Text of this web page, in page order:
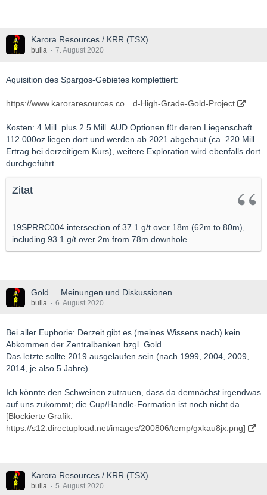
Karora Resources / KRR (TSX)
bulla 7. August 2020
Aquisition des Spargos-Gebietes komplettiert:
https://www.karoraresources.co…d-High-Grade-Gold-Project
Kosten: 4 Mill. plus 2.5 Mill. AUD Optionen für deren Liegenschaft.
112.000oz liegen dort und werden ab 2021 abgebaut (ca. 220 Mill.
Ertrag bei derzeitigem Kurs), weitere Exploration wird ebenfalls dort
durchgeführt.
Zitat
19SPRRC004 intersection of 37.1 g/t over 18m (62m to 80m),
including 93.1 g/t over 2m from 78m downhole
Gold ... Meinungen und Diskussionen
bulla 6. August 2020
Bei aller Euphorie: Derzeit gibt es (meines Wissens nach) kein
Abkommen der Zentralbanken bzgl. Gold.
Das letzte sollte 2019 ausgelaufen sein (nach 1999, 2004, 2009,
2014, je also 5 Jahre).
Ich könnte den Schweinen zutrauen, dass da demnächst irgendwas
auf uns zukommt; die Cup/Handle-Formation ist noch nicht da.
[Blockierte Grafik:
https://s12.directupload.net/images/200806/temp/gxkau8jx.png]
Karora Resources / KRR (TSX)
bulla 5. August 2020